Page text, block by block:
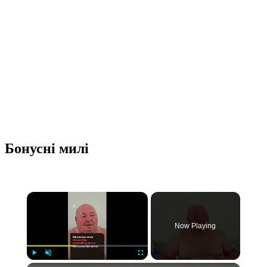
Бонусні милі
Now Playing